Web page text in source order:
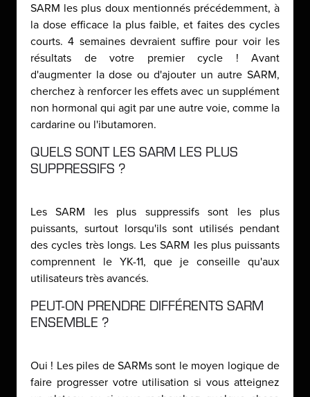
SARM les plus doux mentionnés précédemment, à
la dose efficace la plus faible, et faites des cycles
courts. 4 semaines devraient suffire pour voir les
résultats de votre premier cycle ! Avant
d'augmenter la dose ou d'ajouter un autre SARM,
cherchez à renforcer les effets avec un supplément
non hormonal qui agit par une autre voie, comme la
cardarine ou l'ibutamoren.
QUELS SONT LES SARM LES PLUS
SUPPRESSIFS ?
Les SARM les plus suppressifs sont les plus
puissants, surtout lorsqu'ils sont utilisés pendant
des cycles très longs. Les SARM les plus puissants
comprennent le YK-11, que je conseille qu'aux
utilisateurs très avancés.
PEUT-ON PRENDRE DIFFÉRENTS SARM
ENSEMBLE ?
Oui ! Les piles de SARMs sont le moyen logique de
faire progresser votre utilisation si vous atteignez